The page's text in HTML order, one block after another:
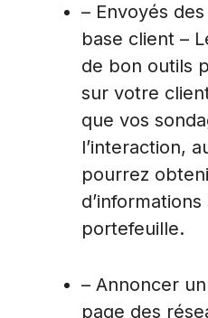
– Envoyés
base client –
de bon outils
sur votre
que vos
l’interaction,
pourrez
portefeuille.
– Annoncer
page des